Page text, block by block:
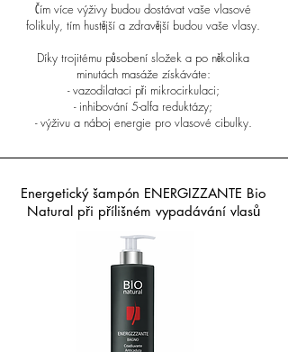
Čím více výživy budou dostávat vaše vlasové
folikuly, tím hustější a zdravější budou vaše vlasy.
Díky trojitému působení složek a po několika
minutách masáže získáváte:
- vazodilataci při mikrocirkulaci;
- inhibování 5-alfa reduktázy;
- výživu a náboj energie pro vlasové cibulky.
Energetický šampón ENERGIZZANTE Bio
Natural při přílišném vypadávání vlasů